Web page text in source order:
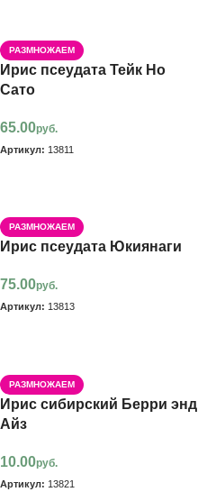
РАЗМНОЖАЕМ
Ирис псеудата Тейк Но
Сато
65.00руб.
Артикул: 13811
РАЗМНОЖАЕМ
Ирис псеудата Юкиянаги
75.00руб.
Артикул: 13813
РАЗМНОЖАЕМ
Ирис сибирский Берри энд
Айз
10.00руб.
Артикул: 13821